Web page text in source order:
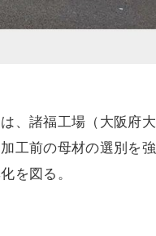
、諸福工場（大阪府大
工前の母材の選別を強
を図る。